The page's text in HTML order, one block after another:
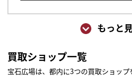
もっと
買取ショップ一覧
宝石広場は、都内に3つの買取ショッ